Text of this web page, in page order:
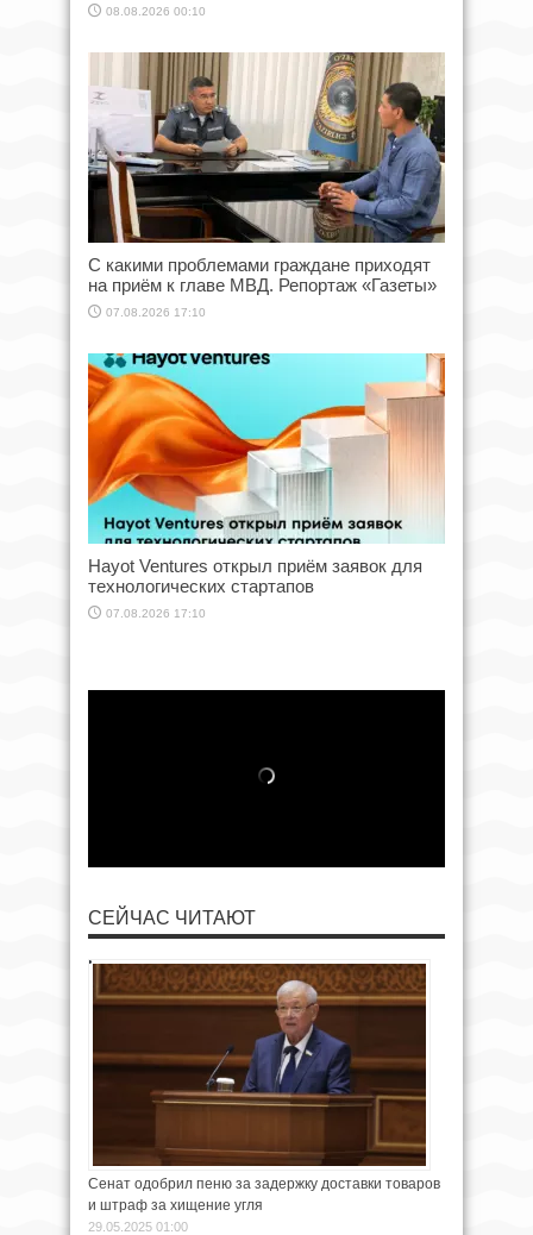
08.08.2026 00:10
С какими проблемами граждане приходят
на приём к главе МВД. Репортаж «Газеты»
07.08.2026 17:10
Hayot Ventures открыл приём заявок для
технологических стартапов
07.08.2026 17:10
СЕЙЧАС ЧИТАЮТ
Сенат одобрил пеню за задержку доставки товаров
и штраф за хищение угля
29.05.2025 01:00